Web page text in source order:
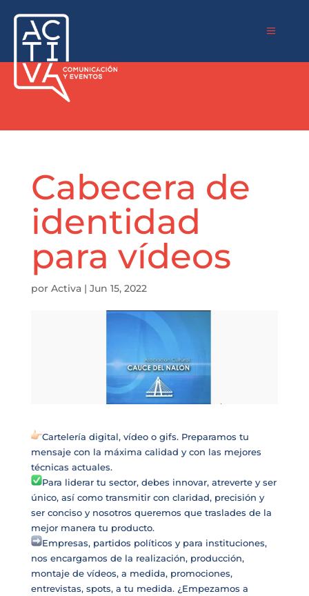
a
Cabecera de
identidad
para vídeos
por Activa| Jun 15, 2022
Cartelería digital, vídeo o gifs. Preparamos tu
mensaje con la máxima calidad y con las mejores
técnicas actuales.
Para liderar tu sector, debes innovar, atreverte y ser
único, así como transmitir con claridad, precisión y
ser conciso y nosotros queremos que traslades de la
mejor manera tu producto.
Empresas, partidos políticos y para instituciones,
nos encargamos de la realización, producción,
montaje de vídeos, a medida, promociones,
entrevistas, spots, a tu medida. ¿Empezamos a